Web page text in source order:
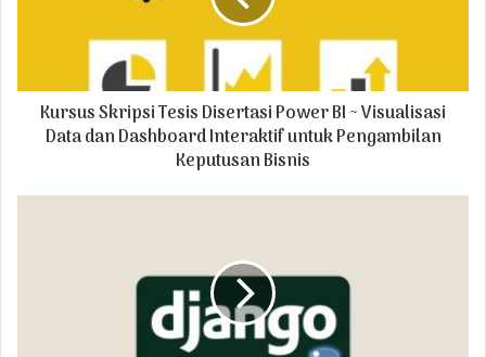
d
s
Kursus Skripsi Tesis Disertasi Power BI ~ Visualisasi
Data dan Dashboard Interaktif untuk Pengambilan
Keputusan Bisnis